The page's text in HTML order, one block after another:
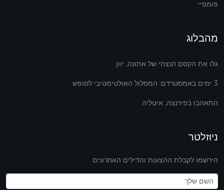
פומפיי
מהבלוג
גלו את הקסם הנצחי של אתונה, יוון
3 ימים באמסטרדם: המסלול האולטימטיבי לסופש
התאהבו בפירנצה, איטליה
ניוזלטר
הירשמו לקבלת ההצעות והדילים האחרונים